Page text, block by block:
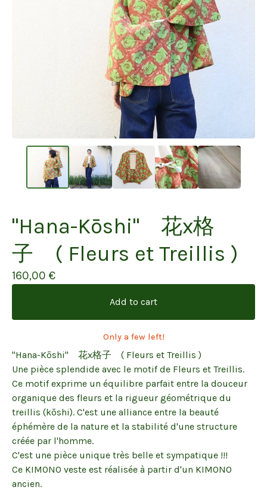
"Hana-Kōshi" 花x格
子 ( Fleurs et Treillis )
160,00 €
Add to cart
Only a few left!
"Hana-Kōshi" 花x格子 ( Fleurs et Treillis )
Une pièce splendide avec le motif de Fleurs et Treillis.
Ce motif exprime un équilibre parfait entre la douceur
organique des fleurs et la rigueur géométrique du
treillis (kōshi). C'est une alliance entre la beauté
éphémère de la nature et la stabilité d'une structure
créée par l'homme.
C'est une pièce unique très belle et sympatique !!!
Ce KIMONO veste est réalisée à partir d'un KIMONO
ancien.